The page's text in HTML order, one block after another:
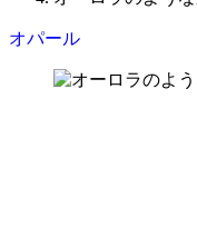
オパール